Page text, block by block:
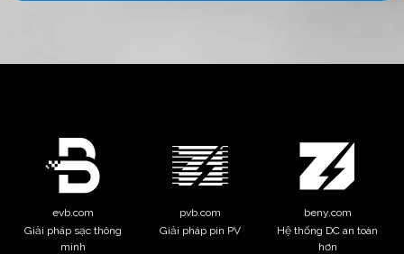
evb.com
Giải pháp sạc thông
minh
pvb.com
Giải pháp pin PV
beny.com
Hệ thống DC an toàn
hơn